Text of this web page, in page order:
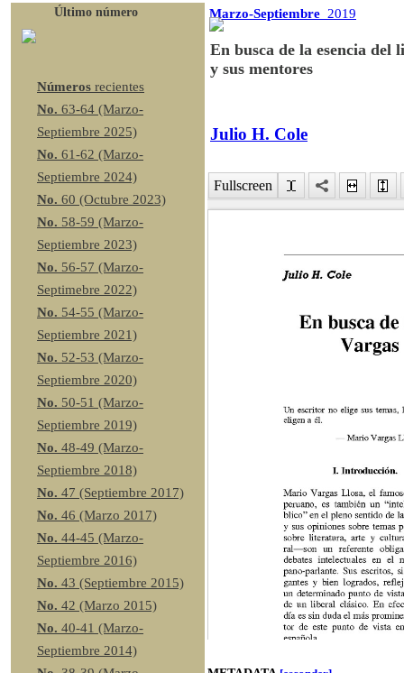
Último número
Números recientes
No. 63-64 (Marzo-
Septiembre 2025)
No. 61-62 (Marzo-
Septiembre 2024)
No. 60 (Octubre 2023)
No. 58-59 (Marzo-
Septiembre 2023)
No. 56-57 (Marzo-
Septimebre 2022)
No. 54-55 (Marzo-
Septiembre 2021)
No. 52-53 (Marzo-
Septiembre 2020)
No. 50-51 (Marzo-
Septiembre 2019)
No. 48-49 (Marzo-
Septiembre 2018)
No. 47 (Septiembre 2017)
No. 46 (Marzo 2017)
No. 44-45 (Marzo-
Septiembre 2016)
No. 43 (Septiembre 2015)
No. 42 (Marzo 2015)
No. 40-41 (Marzo-
Septiembre 2014)
Marzo-Septiembre 2019
En busca de la esencia del
y sus mentores
Julio H. Cole
Fullscreen